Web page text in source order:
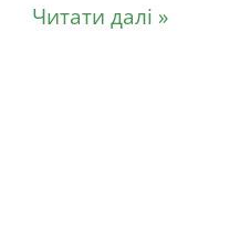
Читати далі »